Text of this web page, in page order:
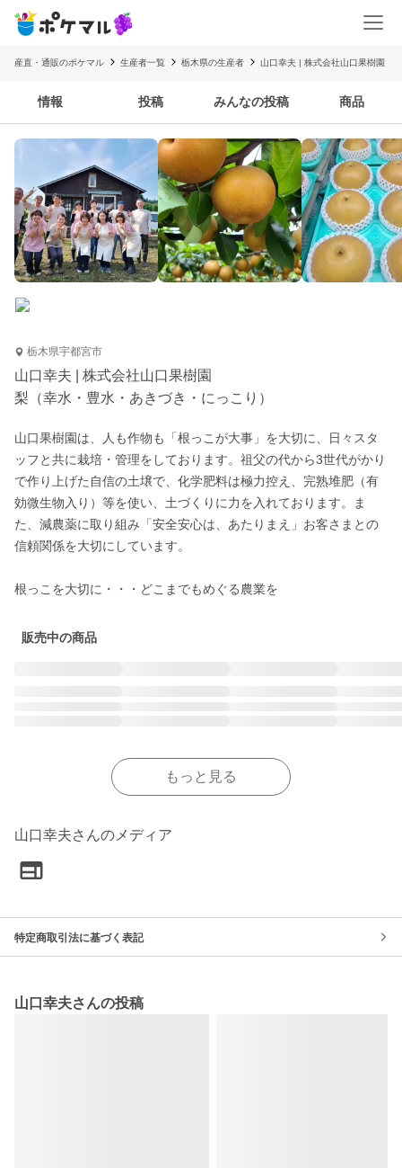
産直・通販のポケマル 生産者一覧 栃木県の生産者 山口幸夫 | 株式会社山口果樹園
情報 投稿 みんなの投稿 商品
栃木県宇都宮市
山口幸夫 | 株式会社山口果樹園
梨（幸水・豊水・あきづき・にっこり）
山口果樹園は、人も作物も「根っこが大事」を大切に、日々スタ
ッフと共に栽培・管理をしております。祖父の代から3世代がかり
で作り上げた自信の土壌で、化学肥料は極力控え、完熟堆肥（有
効微生物入り）等を使い、土づくりに力を入れております。ま
た、減農薬に取り組み「安全安心は、あたりまえ」お客さまとの
信頼関係を大切にしています。
根っこを大切に・・・どこまでもめぐる農業を
販売中の商品
もっと見る
山口幸夫さんのメディア
特定商取引法に基づく表記
山口幸夫さんの投稿